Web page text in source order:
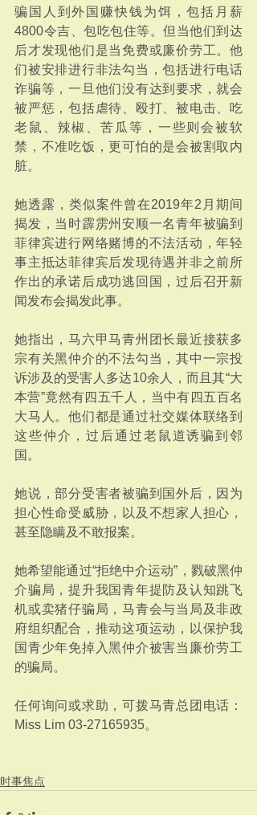
骗国人到外国赚快钱为饵，包括月薪
4800令吉、包吃包住等。但当他们到达
后才发现他们是当免费或廉价劳工。他
们被安排进行非法勾当，包括进行电话
诈骗等，一旦他们没有达到要求，就会
被严惩，包括虐待、殴打、被电击、吃
老鼠、辣椒、苦瓜等，一些则会被软
禁，不准吃饭，更可怕的是会被割取内
脏。
她透露，类似案件曾在2019年2月期间
揭发，当时霹雳州安顺一名青年被骗到
菲律宾进行网络赌博的不法活动，年轻
事主抵达菲律宾后发现待遇并非之前所
作出的承诺后成功逃回国，过后召开新
闻发布会揭发此事。
她指出，马六甲马青州团长最近接获多
宗有关黑仲介的不法勾当，其中一宗投
诉涉及的受害人多达10余人，而且其“大
本营”竟然有四五千人，当中有四五百名
大马人。他们都是通过社交媒体联络到
这些仲介，过后通过老鼠道诱骗到邻
国。
她说，部分受害者被骗到国外后，因为
担心性命受威胁，以及不想家人担心，
甚至隐瞒及不敢报案。
她希望能通过“拒绝中介运动”，戮破黑仲
介骗局，提升我国青年提防及认知跳飞
机或卖猪仔骗局，马青会与当局及非政
府组织配合，推动这项运动，以保护我
国青少年免掉入黑仲介被害当廉价劳工
的骗局。
任何询问或求助，可拨马青总团电话：
Miss Lim 03-27165935。
时事焦点